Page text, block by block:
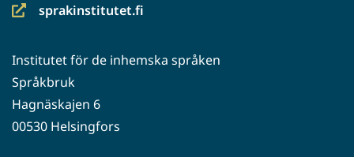
sprakinstitutet.fi
(siirryt
palveluun)
Institutet för de inhemska språken
Språkbruk
Hagnäskajen 6
00530 Helsingfors